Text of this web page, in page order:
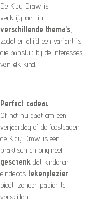
De Kidy Draw is
verkrijgbaar in
verschillende thema’s
zodat er altijd een variant is
die aansluit bij de interesses
van elk kind.
Perfect cadeau
Of het nu gaat om een
verjaardag of de feestdagen,
de Kidy Draw is een
praktisch en origineel
geschenk dat kinderen
eindeloos tekenplezier
biedt, zonder papier te
verspillen.